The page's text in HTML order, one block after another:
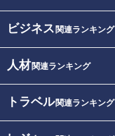
ビジネス 関連ランキング
人材関連ランキング
トラベル関連ランキング